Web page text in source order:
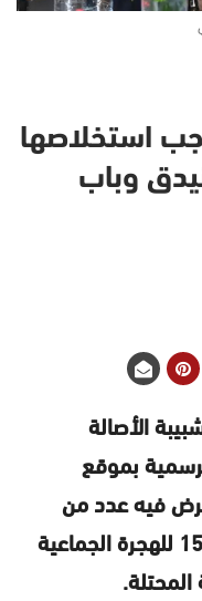
استخلاصها
وباب
الأصالة
بموقع
فيه عدد من
النتائج المستخلصة من أحداث 15/9 للهجرة الجماعية